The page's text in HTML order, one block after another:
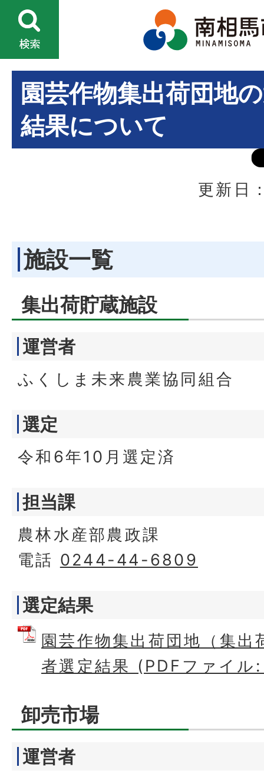
園芸作物集出荷団地
結果について
更新日
施設一覧
集出荷貯蔵施設
運営者
ふくしま未来農業協同組合
選定
令和6年10月選定済
担当課
農林水産部農政課
電話 0244-44-6809
選定結果
園芸作物集出荷団地（集出
者選定結果 (PDFファイ
卸売市場
運営者